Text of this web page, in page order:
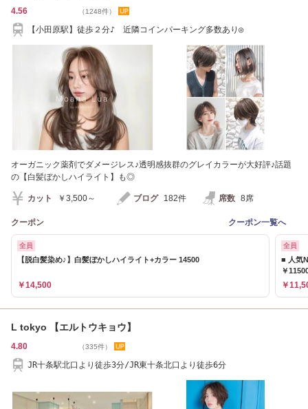
4.56 （1248件）
【小田原駅】徒歩２分♪ 近隣コインパーキング多数あり◎
オーガニック薬剤でダメージレス♪透明感抜群のグレイカラーが大好評♪話題
の【白髪ぼかしハイライト】も◎
カット ￥3,500～ ブログ 182件 席数 8席
クーポン クーポン一覧へ
全員
【脱白髪染め♪】白髪ぼかしハイライト+カラー 14500
￥14,500
全員
■ 人気
￥
￥
L tokyo 【エルトウキョウ】
4.80 （335件）
JR十条駅北口より徒歩3分/JR東十条北口より徒歩6分